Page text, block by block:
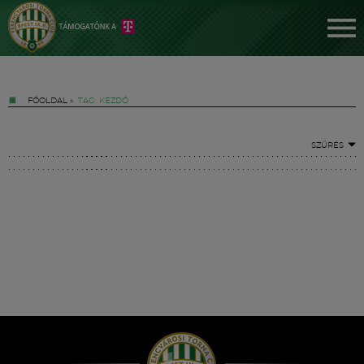
FŐOLDAL » TAG: KEZDŐ
SZŰRÉS
Hírek